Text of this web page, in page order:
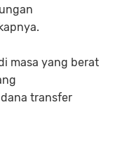
masa yang berat
transfer